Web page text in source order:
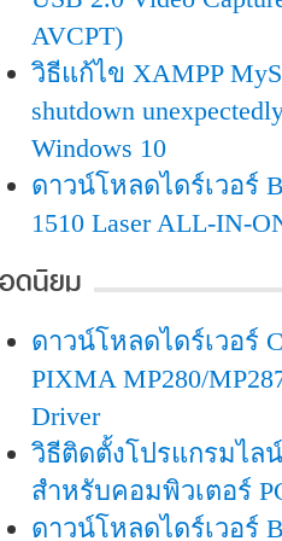
AVCPT)
วิธีแก้ไข XAMPP
shutdown
Windows 10
ดาวน์โหลดไดร์เวอร์
1510 Laser ALL-IN-
ดนิยม
ดาวน์โหลดไดร์เวอร์
PIXMA MP280/
Driver
วิธีติดตั้งโปรแกรมไล
สำหรับคอมพิวเตอร์
ดาวน์โหลดไดร์เวอร์